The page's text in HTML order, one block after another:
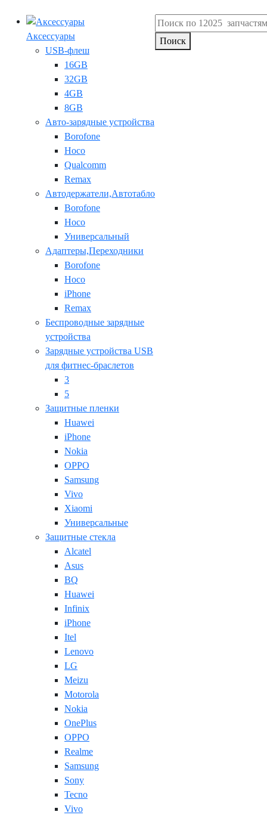
Аксессуары
USB-флеш
16GB
32GB
4GB
8GB
Авто-зарядные устройства
Borofone
Hoco
Qualcomm
Remax
Автодержатели,Автотабло
Borofone
Hoco
Универсальный
Адаптеры,Переходники
Borofone
Hoco
iPhone
Remax
Беспроводные зарядные
устройства
Зарядные устройства USB
для фитнес-браслетов
3
5
Защитные пленки
Huawei
iPhone
Nokia
OPPO
Samsung
Vivo
Xiaomi
Универсальные
Защитные стекла
Alcatel
Asus
BQ
Huawei
Infinix
iPhone
Itel
Lenovo
LG
Meizu
Motorola
Nokia
OnePlus
OPPO
Realme
Samsung
Sony
Tecno
Vivo
Поиск